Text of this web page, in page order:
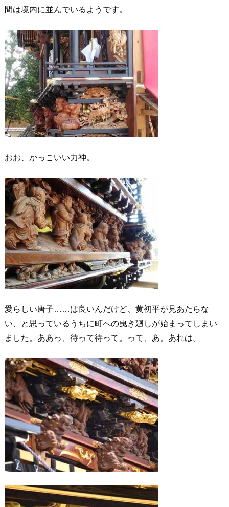
間は境内に並んでいるようです。
おお、かっこいい力神。
愛らしい唐子……は良いんだけど、黄初平が見あたらな
い、と思っているうちに町への曳き廻しが始まってしまい
ました。ああっ、待って待って。って、あ。あれは。